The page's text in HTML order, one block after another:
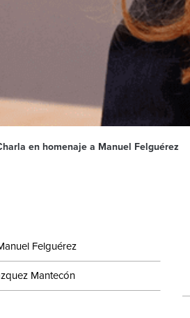
en homenaje a Manuel Felguérez
Felguérez
Mantecón